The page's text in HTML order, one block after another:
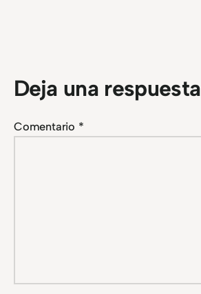
Deja una respuesta
Comentario *